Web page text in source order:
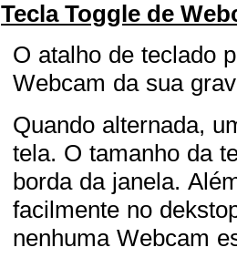
Tecla Toggle de
O atalho de teclado
Webcam da sua
Quando alternada,
tela. O tamanho da
borda da janela.
facilmente no
nenhuma Webcam